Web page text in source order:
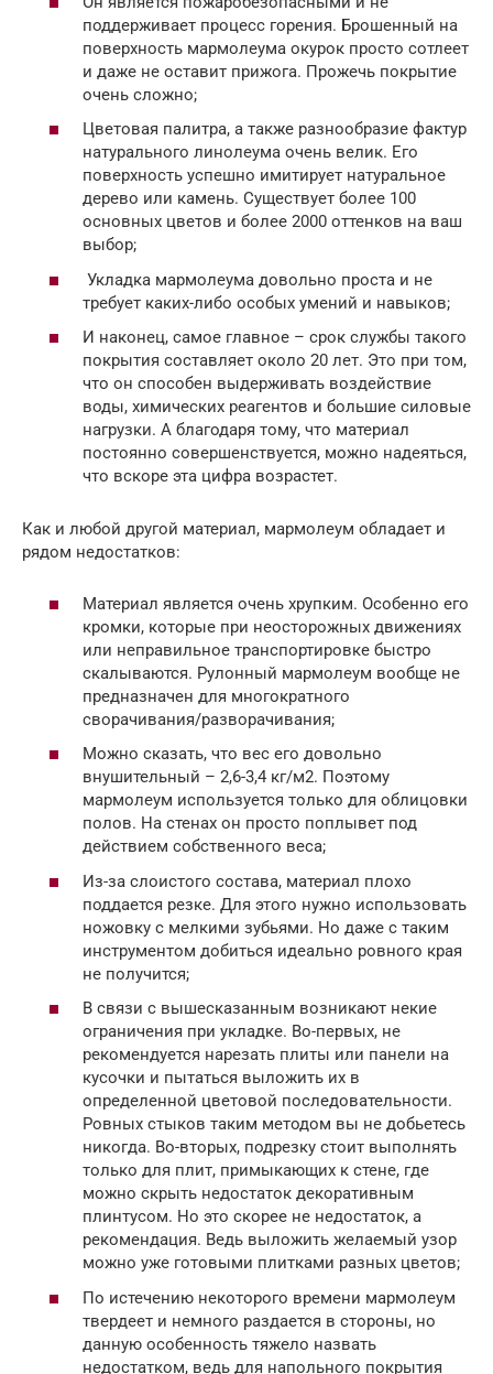
поддерживает процесс горения. Брошенный на
поверхность мармолеума окурок просто сотлеет
и даже не оставит прижога. Прожечь покрытие
очень сложно;
Цветовая палитра, а также разнообразие фактур
натурального линолеума очень велик. Его
поверхность успешно имитирует натуральное
дерево или камень. Существует более 100
основных цветов и более 2000 оттенков на ваш
выбор;
Укладка мармолеума довольно проста и не
требует каких-либо особых умений и навыков;
И наконец, самое главное – срок службы такого
покрытия составляет около 20 лет. Это при том,
что он способен выдерживать воздействие
воды, химических реагентов и большие силовые
нагрузки. А благодаря тому, что материал
постоянно совершенствуется, можно надеяться,
что вскоре эта цифра возрастет.
Как и любой другой материал, мармолеум обладает и
рядом недостатков:
Материал является очень хрупким. Особенно его
кромки, которые при неосторожных движениях
или неправильное транспортировке быстро
скалываются. Рулонный мармолеум вообще не
предназначен для многократного
сворачивания/разворачивания;
Можно сказать, что вес его довольно
внушительный – 2,6-3,4 кг/м2. Поэтому
мармолеум используется только для облицовки
полов. На стенах он просто поплывет под
действием собственного веса;
Из-за слоистого состава, материал плохо
поддается резке. Для этого нужно использовать
ножовку с мелкими зубьями. Но даже с таким
инструментом добиться идеально ровного края
не получится;
В связи с вышесказанным возникают некие
ограничения при укладке. Во-первых, не
рекомендуется нарезать плиты или панели на
кусочки и пытаться выложить их в
определенной цветовой последовательности.
Ровных стыков таким методом вы не добьетесь
никогда. Во-вторых, подрезку стоит выполнять
только для плит, примыкающих к стене, где
можно скрыть недостаток декоративным
плинтусом. Но это скорее не недостаток, а
рекомендация. Ведь выложить желаемый узор
можно уже готовыми плитками разных цветов;
По истечению некоторого времени мармолеум
твердеет и немного раздается в стороны, но
данную особенность тяжело назвать
недостатком, ведь для напольного покрытия